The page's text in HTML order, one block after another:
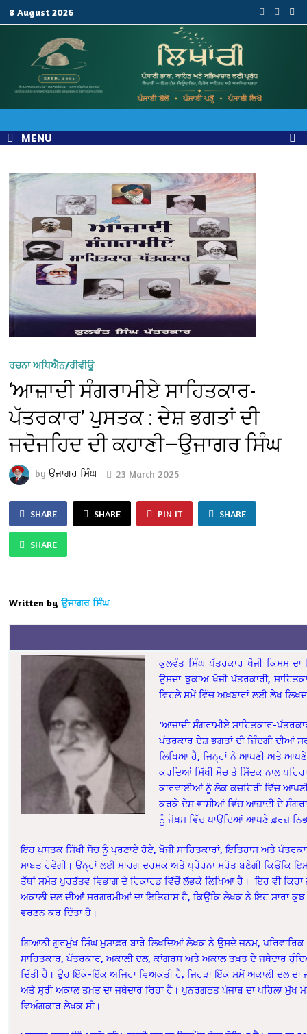
8 August 2026
MENU
ਰਚਨਾ ਅਧਿਐਨ/ਰੀਵੀਊ
‘ਆਜ਼ਾਦੀ ਸੰਗਰਾਮੀਏ ਸਾਹਿਤਕਾਰ-
ਪੱਤਰਕਾਰ’ ਪੁਸਤਕ : ਦੇਸ਼ ਭਗਤਾਂ ਦੀ
ਜਦੋਜਹਿਦ ਦੀ ਕਹਾਣੀ—ਉਜਾਗਰ ਸਿੰਘ
byਉਜਾਗਰ ਸਿੰਘ 23 March 2025
SHARE SHARE PIN IT SHARE
SHARE
Written by ਉਜਾਗਰ ਸਿੰਘ
ਕੁਲਵੰਤ ਸਿੰਘ ਪੱਤਰਕਾਰ ਖੋਜੀ ਕਿਸਮ ਦਾ
ਉਸਦਾ ਝੁਕਾਅ ਖੋਜੀ ਪੱਤਰਕਾਰੀ,
ਵਿਹਲੇ ਸਮੇਂ ਵਿੱਚ ਅਖ਼ਬਾਰਾਂ ਲਈ ਲੇਖ
‘ਆਜ਼ਾਦੀ ਸੰਗਰਾਮੀਏ ਸਾਹਿਤਕਾਰ-
ਪੱਤਰਕਾਰ ਦੇਸ਼ ਭਗਤਾਂ ਦੀ ਜ਼ਿੰਦਗੀ ਦੀਆਂ
ਲਿਖਿਆ ਹੈ, ਜਿਨ੍ਹਾਂ ਨੇ ਆਪਣੀ ਅਤੇ ਆਪਣੇ
ਕਰਦਿਆਂ ਸਿੱਖੀ ਸੋਚ ਤੇ ਸਿੱਦਕ ਨਾਲ
ਕਾਰਵਾਈਆਂ ਨੂੰ ਲੋਕ ਕਚਹਿਰੀ ਵਿੱਚ
ਕਰਕੇ ਦੇਸ਼ ਵਾਸੀਆਂ ਵਿੱਚ ਆਜ਼ਾਦੀ ਦੇ
ਨੂੰ ਜੋਖ਼ਮ ਵਿੱਚ ਪਾਉਂਦਿਆਂ ਆਪਣੇ ਫ਼ਰਜ਼
ਇਹ ਪੁਸਤਕ ਸਿੱਖੀ ਸੋਚ ਨੂੰ ਪ੍ਰਣਾਏ ਹੋਏ, ਖੋਜੀ ਸਾਹਿਤਕਾਰਾਂ, ਇਤਿਹਾਸ ਅਤੇ
ਸਾਬਤ ਹੋਵੇਗੀ। ਉਨ੍ਹਾਂ ਲਈ ਮਾਰਗ ਦਰਸ਼ਕ ਅਤੇ ਪ੍ਰੇਰਨਾ ਸਰੋਤ ਬਣੇਗੀ ਕਿਉਂਕਿ
ਤੱਥਾਂ ਸਮੇਤ ਪੁਰਤੱਤਵ ਵਿਭਾਗ ਦੇ ਰਿਕਾਰਡ ਵਿੱਚੋਂ ਲੱਭਕੇ ਲਿਖਿਆ ਹੈ। ਇਹ ਵੀ
ਅਕਾਲੀ ਦਲ ਦੀਆਂ ਸਰਗਰਮੀਆਂ ਦਾ ਇਤਿਹਾਸ ਹੈ, ਕਿਉਂਕਿ ਲੇਖਕ ਨੇ ਇਹ ਸਾਰਾ
ਵਰਣਨ ਕਰ ਦਿੱਤਾ ਹੈ।
ਗਿਆਨੀ ਗੁਰਮੁੱਖ ਸਿੰਘ ਮੁਸਾਫ਼ਰ ਬਾਰੇ ਲਿਖਦਿਆਂ ਲੇਖਕ ਨੇ ਉਸਦੇ ਜਨਮ,
ਸਾਹਿਤਕਾਰ, ਪੱਤਰਕਾਰ, ਅਕਾਲੀ ਦਲ, ਕਾਂਗਰਸ ਅਤੇ ਅਕਾਲ ਤਖ਼ਤ ਦੇ ਜਥੇਦਾਰ
ਦਿੱਤੀ ਹੈ। ਉਹ ਇੱਕੋ-ਇੱਕ ਅਜਿਹਾ ਵਿਅਕਤੀ ਹੈ, ਜਿਹੜਾ ਇੱਕੋ ਸਮੇਂ ਅਕਾਲੀ ਦਲ
ਅਤੇ ਸ੍ਰੀ ਅਕਾਲ ਤਖ਼ਤ ਦਾ ਜਥੇਦਾਰ ਰਿਹਾ ਹੈ। ਪੁਨਰਗਠਤ ਪੰਜਾਬ ਦਾ ਪਹਿਲਾ
ਵਿਅੰਗਕਾਰ ਲੇਖਕ ਸੀ।